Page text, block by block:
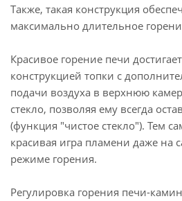
Также, такая конструкция
максимально длительное
Красивое горение печи
конструкцией топки с
подачи воздуха в верхнюю
стекло, позволяя ему всегда
(функция "чистое стекло"). Тем
красивая игра пламени даже
режиме горения.
Регулировка горения печи-